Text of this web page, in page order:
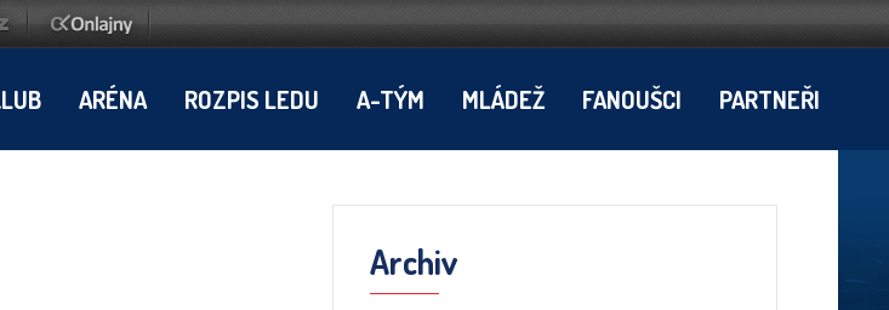
ARÉNA ROZPIS LEDU A-TÝM MLÁDEŽ FANOUŠCI PARTNEŘI
Archiv